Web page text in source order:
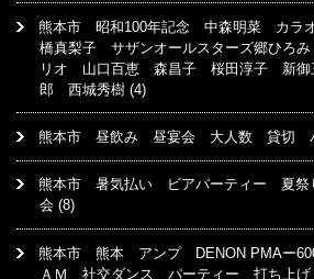
熊本市 昭和100年記念 中森明菜 カラ
橋真梨子 サザンオールスターズ郷ひろ
リオ 山口百恵 森昌子 桜田淳子 新
郎 西城秀樹 (4)
熊本市 昼飲み 昼宴会 大人数 貸切
熊本市 暑気払い ビアパーティー 夏
会 (8)
熊本市 熊本 アンプ DENON PMAー
ＡＭ 社交ダンス パーティー 打ち上